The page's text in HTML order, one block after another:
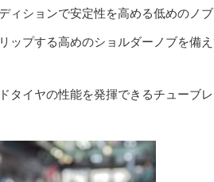
ションで安定性を高める低めのノブ
プする高めのショルダーノブを備え
イヤの性能を発揮できるチューブレ